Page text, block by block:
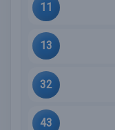
11
13
32
43